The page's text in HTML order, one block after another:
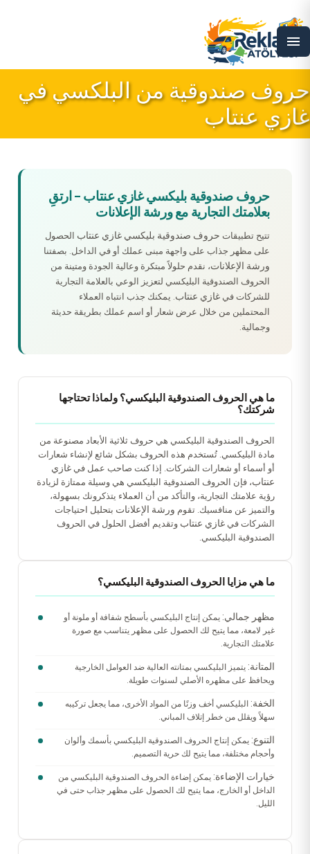
menu
حروف صندوقية من البلكسي في
غازي عنتاب
حروف صندوقية بليكسي غازي عنتاب – ارتقِ
بعلامتك التجارية مع ورشة الإعلانات
تتيح تطبيقات حروف صندوقية بليكسي غازي عنتاب الحصول
على مظهر جذاب على واجهة مبنى عملك أو في الداخل. بصفتنا
ورشة الإعلانات، نقدم حلولاً مبتكرة وعالية الجودة ومتينة من
الحروف الصندوقية البليكسي لتعزيز الوعي بالعلامة التجارية
للشركات في غازي عنتاب. يمكنك جذب انتباه العملاء
المحتملين من خلال عرض شعار أو اسم عملك بطريقة حديثة
وجمالية.
ما هي الحروف الصندوقية البليكسي؟ ولماذا تحتاجها
شركتك؟
الحروف الصندوقية البليكسي هي حروف ثلاثية الأبعاد مصنوعة من
مادة البليكسي. تُستخدم هذه الحروف بشكل شائع لإنشاء شعارات
أو أسماء أو شعارات الشركات. إذا كنت صاحب عمل في غازي
عنتاب، فإن الحروف الصندوقية البليكسي هي وسيلة ممتازة لزيادة
رؤية علامتك التجارية، والتأكد من أن العملاء يتذكرونك بسهولة،
والتميز عن منافسيك. تقوم ورشة الإعلانات بتحليل احتياجات
الشركات في غازي عنتاب وتقديم أفضل الحلول في الحروف
الصندوقية البليكسي.
ما هي مزايا الحروف الصندوقية البليكسي؟
مظهر جمالي: يمكن إنتاج البليكسي بأسطح شفافة أو ملونة أو
غير لامعة، مما يتيح لك الحصول على مظهر يتناسب مع صورة
علامتك التجارية.
المتانة: يتميز البليكسي بمتانته العالية ضد العوامل الخارجية
ويحافظ على مظهره الأصلي لسنوات طويلة.
الخفة: البليكسي أخف وزنًا من المواد الأخرى، مما يجعل تركيبه
سهلاً ويقلل من خطر إتلاف المباني.
التنوع: يمكن إنتاج الحروف الصندوقية البليكسي بأسمك وألوان
وأحجام مختلفة، مما يتيح لك حرية التصميم.
خيارات الإضاءة: يمكن إضاءة الحروف الصندوقية البليكسي من
الداخل أو الخارج، مما يتيح لك الحصول على مظهر جذاب حتى في
الليل.